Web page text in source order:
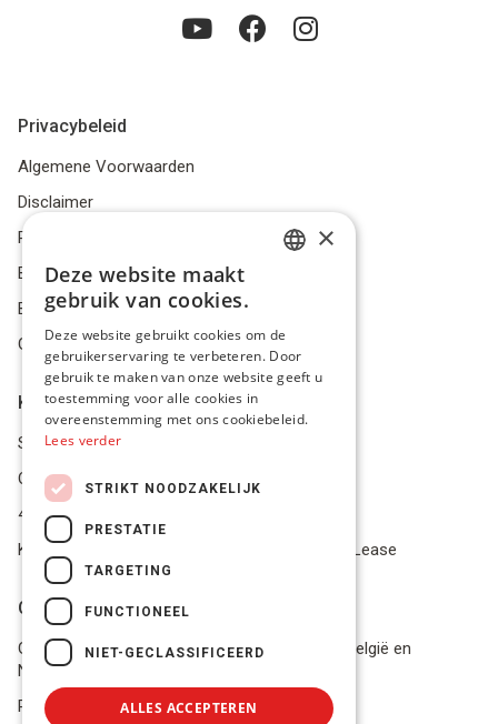
Privacybeleid
Algemene Voorwaarden
Disclaimer
Privacybeleid
Bestelling herroepen
Betalingsmiddelen
Geschillen
Klantenservice
Service Center
Onze winkel
4.9 op 5 gescoord op Trustpilot
Koop je materiaal op afbetaling met Pro Gear Lease
Onze beloftes
Gratis verzending naar jou thuis vanaf €49 in België en
Nederland
Razendsnel advies
ENGLISH
×
Deze website maakt
gebruik van cookies.
Deze website gebruikt cookies om de
gebruikerservaring te verbeteren. Door
gebruik te maken van onze website geeft u
toestemming voor alle cookies in
overeenstemming met ons cookiebeleid.
Lees verder
STRIKT NOODZAKELIJK
PRESTATIE
TARGETING
FUNCTIONEEL
NIET-GECLASSIFICEERD
ALLES ACCEPTEREN